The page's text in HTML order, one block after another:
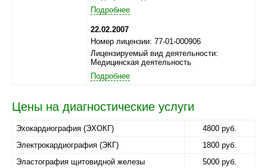
Подробнее
22.02.2007
Номер лицензии: 77-01-000906
Лицензируемый вид деятельности:
Медицинская деятельность
Подробнее
Цены на диагностические услуги
Эхокардиография (ЭХОКГ)
4800 руб.
Электрокардиография (ЭКГ)
1800 руб.
Эластография щитовидной железы
5000 руб.